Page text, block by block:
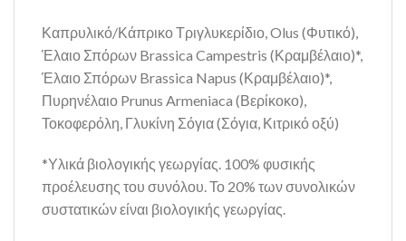
Καπρυλικό/Κάπρικο Τριγλυκερίδιο, Olus (Φυτικό),
Έλαιο Σπόρων Brassica Campestris (Κραμβέλαιο)*,
Έλαιο Σπόρων Brassica Napus (Κραμβέλαιο)*,
Πυρηνέλαιο Prunus Armeniaca (Βερίκοκο),
Τοκοφερόλη, Γλυκίνη Σόγια (Σόγια, Κιτρικό οξύ)
*Υλικά βιολογικής γεωργίας. 100% φυσικής
προέλευσης του συνόλου. Το 20% των συνολικών
συστατικών είναι βιολογικής γεωργίας.